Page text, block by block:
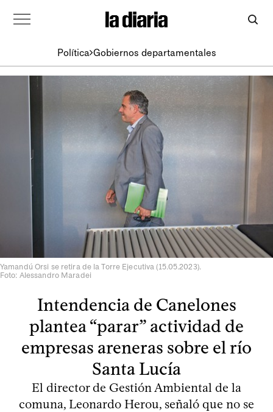
Política Gobiernos departamentales
Yamandú Orsi se retira de la Torre Ejecutiva (15.05.2023).
Foto: Alessandro Maradei
Intendencia de Canelones
plantea “parar” actividad de
empresas areneras sobre el río
Santa Lucía
El director de Gestión Ambiental de la
comuna, Leonardo Herou, señaló que no se